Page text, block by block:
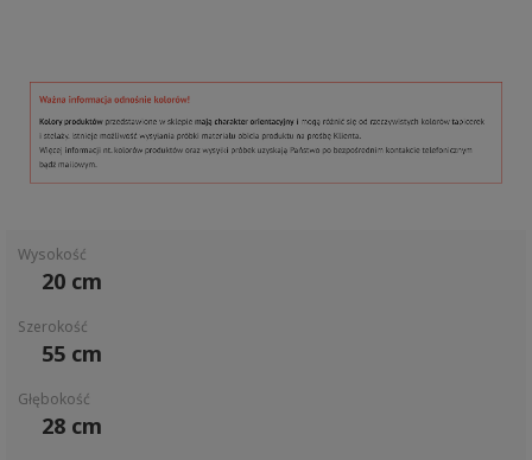
Wysokość
20 cm
Szerokość
55 cm
Głębokość
28 cm